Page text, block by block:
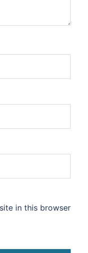
in this browser